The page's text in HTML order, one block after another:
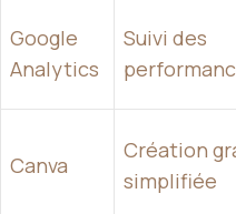
Google
Analytics
Suivi des
Canva
Création
simplifiée